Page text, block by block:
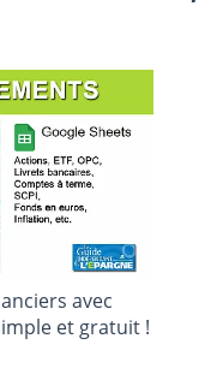
avec
et gratuit !